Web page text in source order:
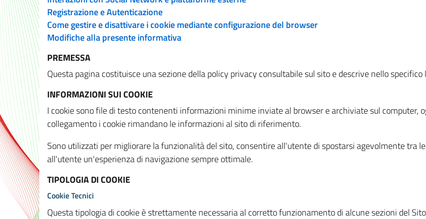
Registrazione e Autenticazione
Come gestire e disattivare i cookie mediante configurazione del browser
Modifiche alla presente informativa
PREMESSA
Questa pagina costituisce una sezione della policy privacy consultabile sul sito e descrive nello
INFORMAZIONI SUI COOKIE
I cookie sono file di testo contenenti informazioni minime inviate al browser e archiviate sul computer,
collegamento i cookie rimandano le informazioni al sito di riferimento.
Sono utilizzati per migliorare la funzionalità del sito, consentire all'utente di spostarsi agevolmente tra
all'utente un'esperienza di navigazione sempre ottimale.
TIPOLOGIA DI COOKIE
Cookie Tecnici
Questa tipologia di cookie è strettamente necessaria al corretto funzionamento di alcune sezioni del